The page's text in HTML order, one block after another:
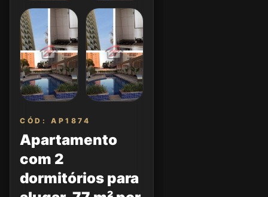
CÓD: AP1874
Apartamento
com 2
dormitórios para